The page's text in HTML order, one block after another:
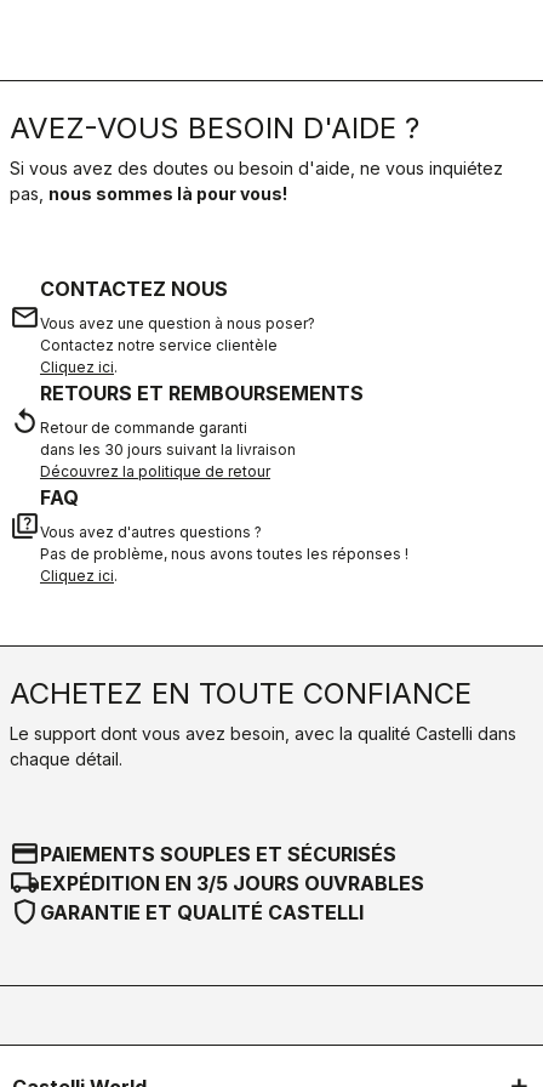
AVEZ-VOUS BESOIN D'AIDE ?
Si vous avez des doutes ou besoin d'aide, ne vous inquiétez
pas, nous sommes là pour vous!
email
CONTACTEZ NOUS
Vous avez une question à nous poser?
Contactez notre service clientèle
Cliquez ici.
replay
RETOURS ET REMBOURSEMENTS
Retour de commande garanti
dans les 30 jours suivant la livraison
Découvrez la politique de retour
quiz
FAQ
Vous avez d'autres questions ?
Pas de problème, nous avons toutes les réponses !
Cliquez ici.
ACHETEZ EN TOUTE CONFIANCE
Le support dont vous avez besoin, avec la qualité Castelli dans
chaque détail.
credit_cardPAIEMENTS SOUPLES ET SÉCURISÉS
local_shippingEXPÉDITION EN 3/5 JOURS OUVRABLES
shield GARANTIE ET QUALITÉ CASTELLI